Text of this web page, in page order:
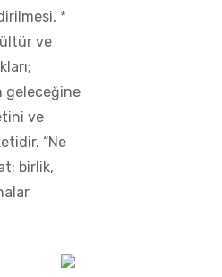
*
ve
geleceğine
ve
“Ne
birlik,